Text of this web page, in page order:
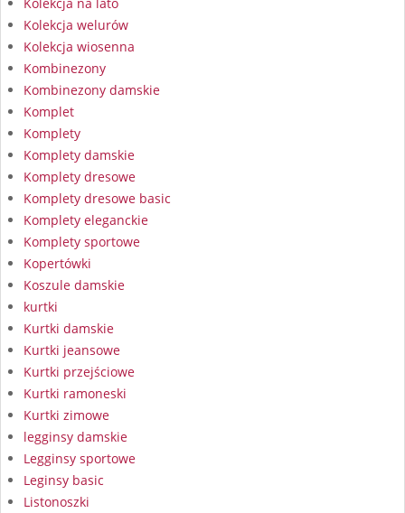
Kolekcja welurów
Kolekcja wiosenna
Kombinezony
Kombinezony damskie
Komplet
Komplety
Komplety damskie
Komplety dresowe
Komplety dresowe basic
Komplety eleganckie
Komplety sportowe
Kopertówki
Koszule damskie
kurtki
Kurtki damskie
Kurtki jeansowe
Kurtki przejściowe
Kurtki ramoneski
Kurtki zimowe
legginsy damskie
Legginsy sportowe
Leginsy basic
Listonoszki